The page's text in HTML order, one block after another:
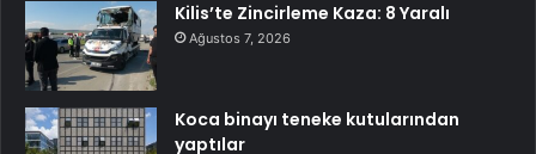
Kilis’te Zincirleme Kaza: 8 Yaralı
Ağustos 7, 2026
Koca binayı teneke kutularından
yaptılar